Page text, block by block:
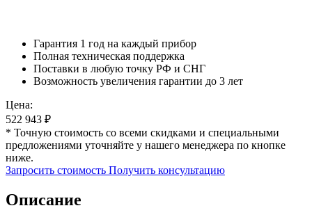
Гарантия 1 год на каждый прибор
Полная техническая поддержка
Поставки в любую точку РФ и СНГ
Возможность увеличения гарантии до 3 лет
Цена:
522 943 ₽
* Точную стоимость со всеми скидками и специальными
предложениями уточняйте у нашего менеджера по кнопке
ниже.
Запросить стоимость Получить консультацию
Описание